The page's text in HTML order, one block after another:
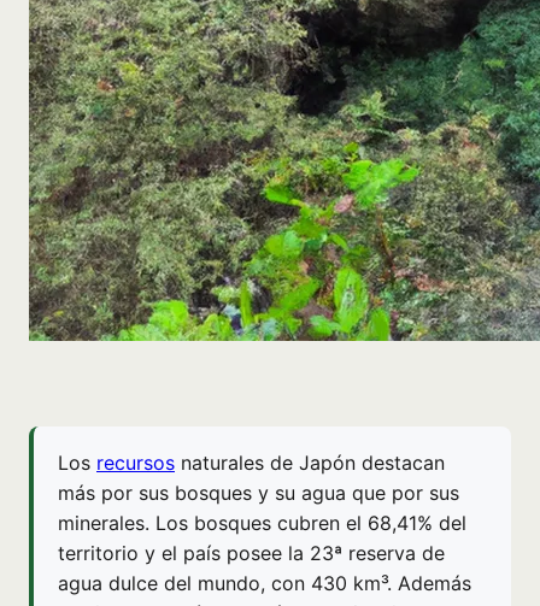
Los recursos naturales de Japón destacan
más por sus bosques y su agua que por sus
minerales. Los bosques cubren el 68,41% del
territorio y el país posee la 23ª reserva de
agua dulce del mundo, con 430 km³. Además